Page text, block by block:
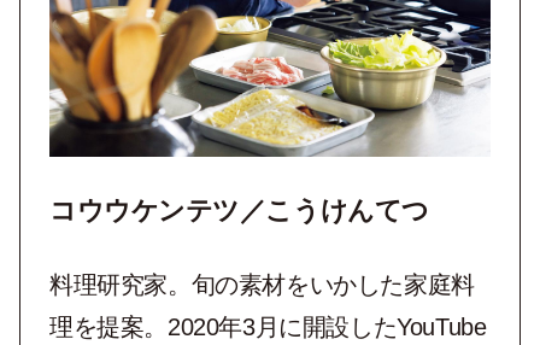
コウウケンテツ／こうけんてつ
料理研究家。旬の素材をいかした家庭料
理を提案。2020年3月に開設したYouTube